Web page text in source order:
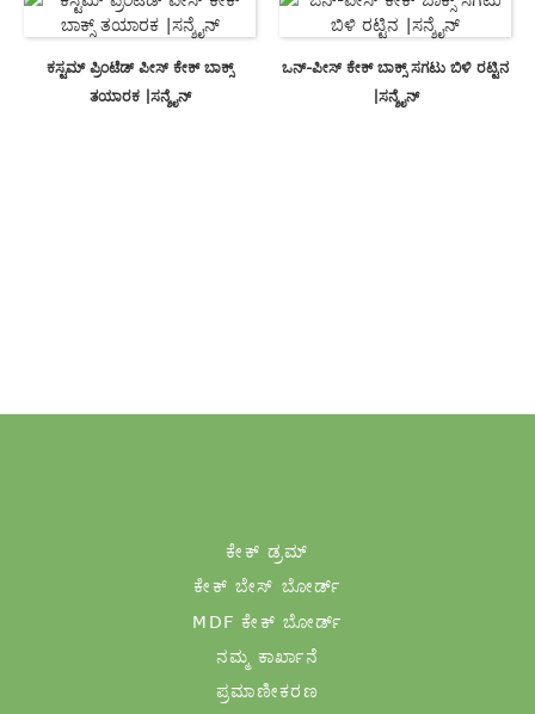
ಕಸ್ಟಮ್ ಪ್ರಿಂಟೆಡ್ ಪೀಸ್ ಕೇಕ್ ಬಾಕ್ಸ್
ತಯಾರಕ |ಸನ್ಶೈನ್
ಒನ್-ಪೀಸ್ ಕೇಕ್ ಬಾಕ್ಸ್ ಸಗಟು ಬಿಳಿ ರಟ್ಟಿನ
|ಸನ್ಶೈನ್
ಕೇಕ್ ಡ್ರಮ್
ಕೇಕ್ ಬೇಸ್ ಬೋರ್ಡ್
MDF ಕೇಕ್ ಬೋರ್ಡ್
ನಮ್ಮ ಕಾರ್ಖಾನೆ
ಪ್ರಮಾಣೀಕರಣ